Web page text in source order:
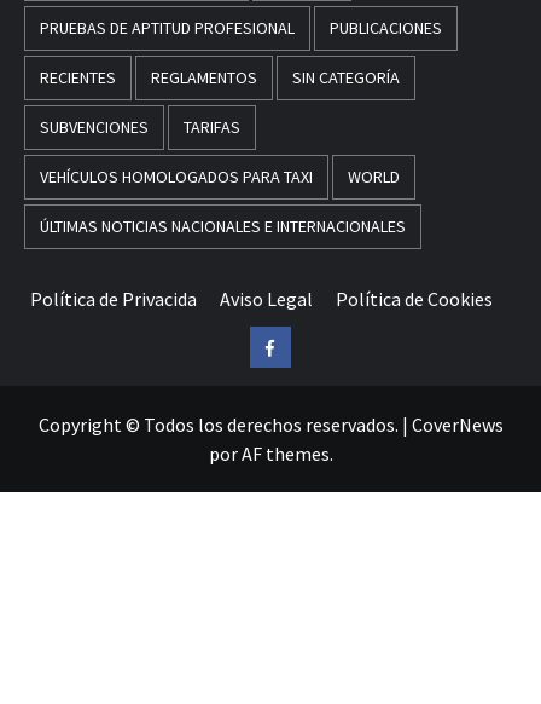
PRUEBAS DE APTITUD PROFESIONAL PUBLICACIONES
RECIENTES REGLAMENTOS SIN CATEGORÍA
SUBVENCIONES TARIFAS
VEHÍCULOS HOMOLOGADOS PARA TAXI WORLD
ÚLTIMAS NOTICIAS NACIONALES E INTERNACIONALES
Política de Privacida Aviso Legal Política de Cookies
Facebook
Copyright © Todos los derechos reservados. | CoverNews
por AF themes.